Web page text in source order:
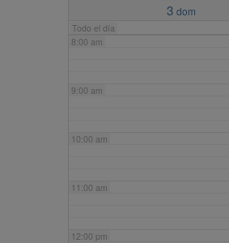
3 dom
Todo el día
8:00 am
9:00 am
10:00 am
11:00 am
12:00 pm